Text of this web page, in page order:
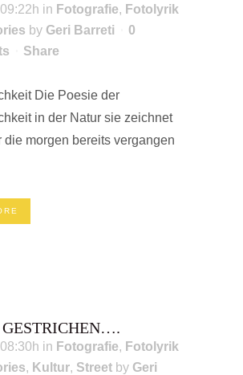
in Fotografie, Fotolyrik
by Geri Barreti
0
Share
Die Poesie der
in der Natur sie zeichnet
die morgen bereits vergangen
GESTRICHEN….
in Fotografie, Fotolyrik
, Kultur, Street by Geri